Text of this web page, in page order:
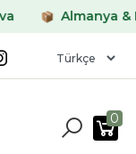
Almanya &
0